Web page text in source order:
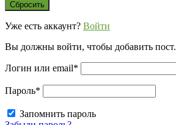
Уже есть аккаунт? Войти
Вы должны войти, чтобы добавить пост.
Логин или email*
Пароль*
Запомнить пароль